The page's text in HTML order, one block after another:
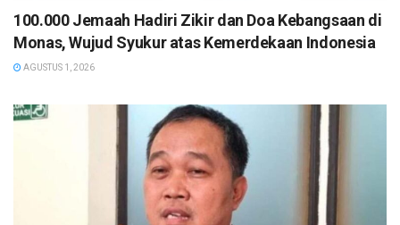
100.000 Jemaah Hadiri Zikir dan Doa Kebangsaan di
Monas, Wujud Syukur atas Kemerdekaan Indonesia
AGUSTUS 1, 2026